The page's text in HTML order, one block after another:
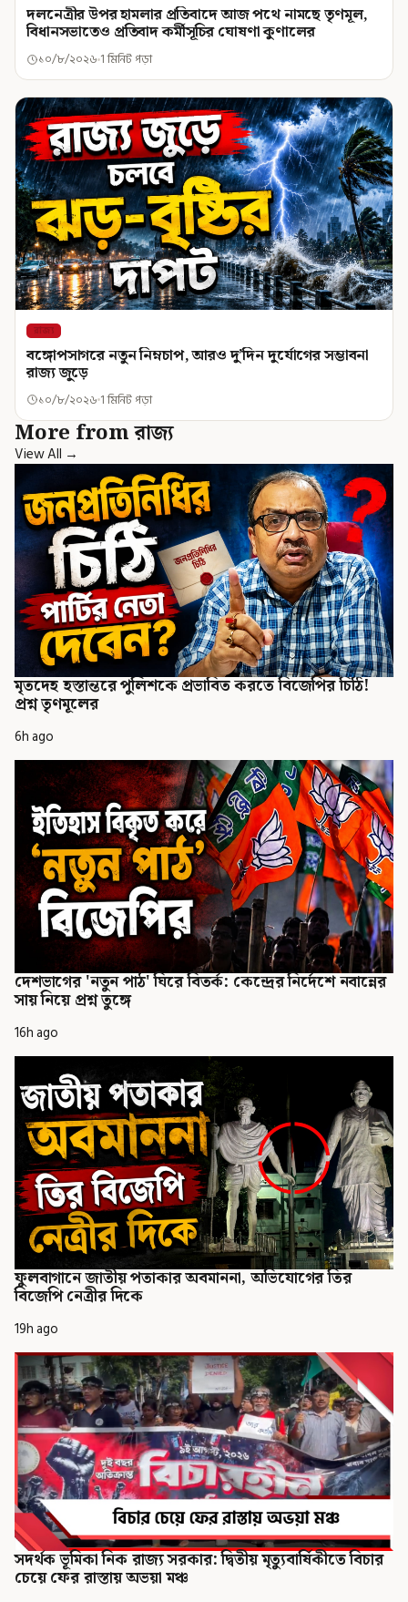
দলনেত্রীর উপর হামলার প্রতিবাদে আজ পথে নামছে তৃণমূল,
বিধানসভাতেও প্রতিবাদ কর্মীসূচির ঘোষণা কুণালের
১০/৮/২০২৬ 1 মিনিট পড়া
রাজ্য
বঙ্গোপসাগরে নতুন নিম্নচাপ, আরও দু’দিন দুর্যোগের সম্ভাবনা
রাজ্য জুড়ে
১০/৮/২০২৬ 1 মিনিট পড়া
More from রাজ্য
View All →
মৃতদেহ হস্তান্তরে পুলিশকে প্রভাবিত করতে বিজেপির চিঠি!
প্রশ্ন তৃণমূলের
6h ago
দেশভাগের 'নতুন পাঠ' ঘিরে বিতর্ক: কেন্দ্রের নির্দেশে নবান্নের
সায় নিয়ে প্রশ্ন তুঙ্গে
16h ago
ফুলবাগানে জাতীয় পতাকার অবমাননা, অভিযোগের তির
বিজেপি নেত্রীর দিকে
19h ago
সদর্থক ভূমিকা নিক রাজ্য সরকার: দ্বিতীয় মৃত্যুবার্ষিকীতে বিচার
চেয়ে ফের রাস্তায় অভয়া মঞ্চ